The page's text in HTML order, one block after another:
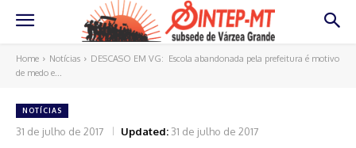
Home Notícias
DESCASO EM VG: Escola abandonada pela prefeitura é motivo
de medo e...
NOTÍCIAS
31 de julho de 2017 Updated: 31 de julho de 2017